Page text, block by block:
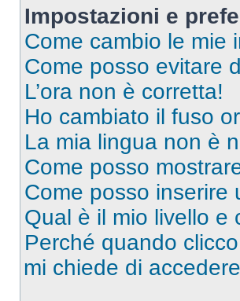
Impostazioni e
Come cambio le mie
Come posso evitare
L’ora non è corretta!
Ho cambiato il fuso
La mia lingua non è
Come posso
Come posso inserire
Qual è il mio livello e
Perché quando
mi chiede di